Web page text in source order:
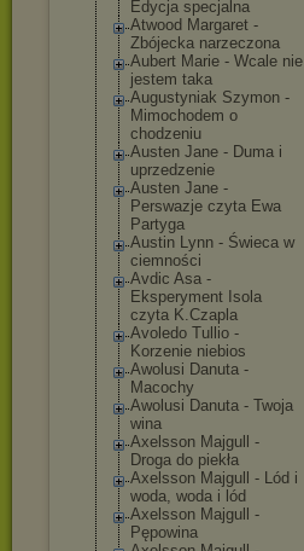
Edycja specjalna
Atwood Margaret -
Zbójecka narzeczona
Aubert Marie - Wcale nie
jestem taka
Augustyniak Szymon -
Mimochodem o
chodzeniu
Austen Jane - Duma i
uprzedzenie
Austen Jane -
Perswazje czyta Ewa
Partyga
Austin Lynn - Świeca w
ciemności
Avdic Asa -
Eksperyment Isola
czyta K.Czapla
Avoledo Tullio -
Korzenie niebios
Awolusi Danuta -
Macochy
Awolusi Danuta - Twoja
wina
Axelsson Majgull -
Droga do piekła
Axelsson Majgull - Lód i
woda, woda i lód
Axelsson Majgull -
Pępowina